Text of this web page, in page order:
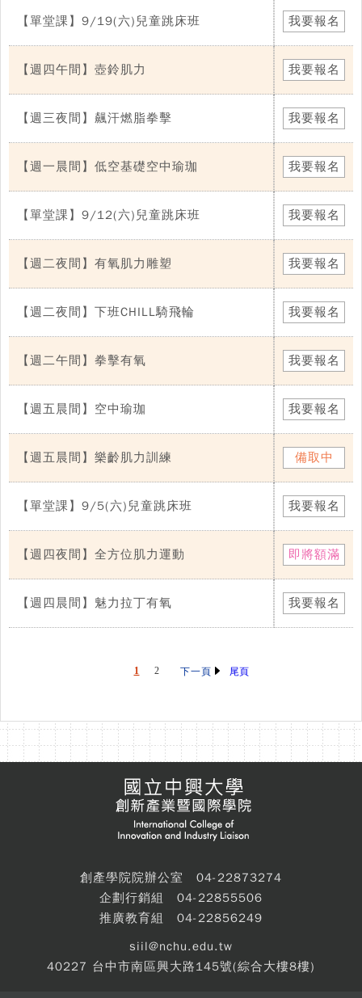
【單堂課】9/19(六)兒童跳床班 我要報名
【週四午間】壺鈴肌力 我要報名
【週三夜間】飆汗燃脂拳擊 我要報名
【週一晨間】低空基礎空中瑜珈 我要報名
【單堂課】9/12(六)兒童跳床班 我要報名
【週二夜間】有氧肌力雕塑 我要報名
【週二夜間】下班CHILL騎飛輪 我要報名
【週二午間】拳擊有氧 我要報名
【週五晨間】空中瑜珈 我要報名
【週五晨間】樂齡肌力訓練 備取中
【單堂課】9/5(六)兒童跳床班 我要報名
【週四夜間】全方位肌力運動 即將額滿
【週四晨間】魅力拉丁有氧 我要報名
1 2 下一頁 尾頁
創產學院院辦公室 04-22873274
企劃行銷組 04-22855506
推廣教育組 04-22856249
siil@nchu.edu.tw
40227 台中市南區興大路145號(綜合大樓8樓)